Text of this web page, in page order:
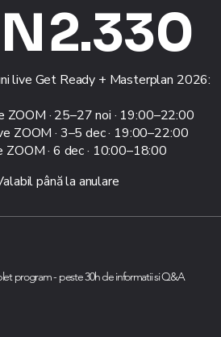
2.330
live Get Ready + Masterplan 2026:
ZOOM · 25–27 noi · 19:00–22:00
ZOOM · 3–5 dec · 19:00–22:00
· 6 dec · 10:00–18:00
până la anulare
program - peste 30h de informatii si Q&A